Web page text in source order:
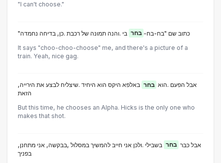
"I can't choose."
"כתוב שם "בח-בח- בחר בי .והנה תמונה של רכבת .כן, בדיחה נחמדה
It says "choo-choo-choose" me, and there's a picture of a
train. Yeah, nice gag.
,אבל הפעם .הוא בחר באלפא היקס הוא היחיד .שיצליח לבצע את הירייה
הזאת
But this time, he chooses an Alpha. Hicks is the only one who
makes that shot.
,אבל כבר בחר בשבילי .ולכן אני חייב להמשיך במסלול ,בבקשה, אני מתחנן
בפניך